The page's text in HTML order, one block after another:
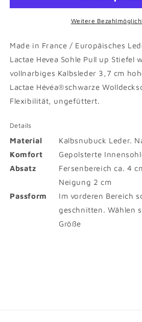
Weitere
Made in France / Europäisches
Lactae Hevea Sohle Pull up Stiefel
vollnarbiges Kalbsleder 3,7 cm
Lactae Hévéa®schwarze
Flexibilität, ungefüttert.
Details
Material
Kalbsnubuck Leder.
Komfort
Gepolsterte
Absatz
Fersenbereich ca. 4
Neigung 2 cm
Passform
Im vorderen Bereich
geschnitten. Wählen
Größe